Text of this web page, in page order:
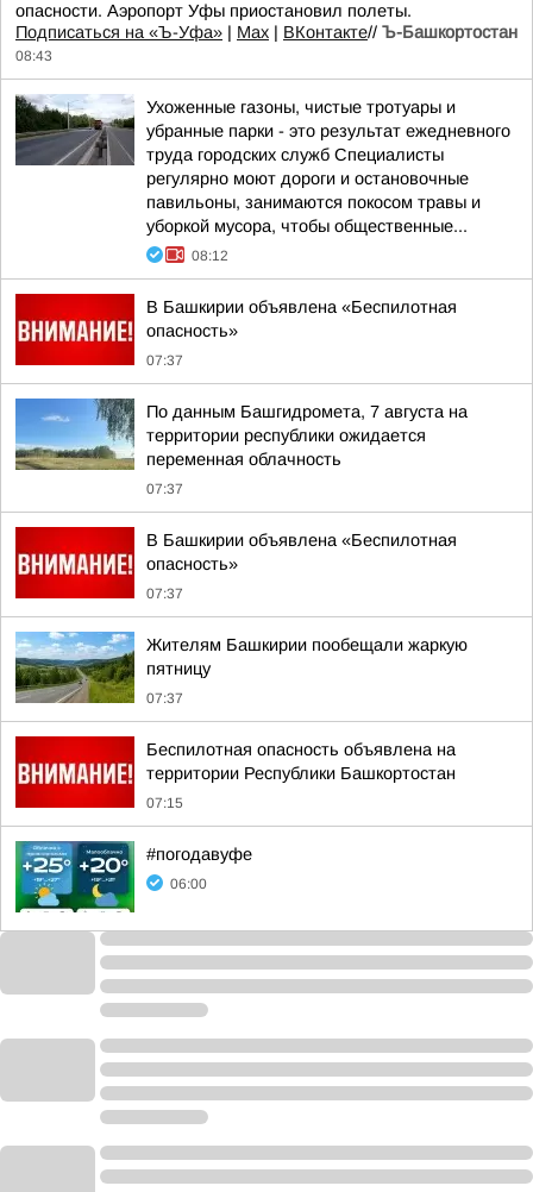
опасности. Аэропорт Уфы приостановил полеты.
Подписаться на «Ъ-Уфа» | Max | ВКонтакте// Ъ-Башкортостан
08:43
Ухоженные газоны, чистые тротуары и
убранные парки - это результат ежедневного
труда городских служб Специалисты
регулярно моют дороги и остановочные
павильоны, занимаются покосом травы и
уборкой мусора, чтобы общественные...
08:12
В Башкирии объявлена «Беспилотная
опасность»
07:37
По данным Башгидромета, 7 августа на
территории республики ожидается
переменная облачность
07:37
В Башкирии объявлена «Беспилотная
опасность»
07:37
Жителям Башкирии пообещали жаркую
пятницу
07:37
Беспилотная опасность объявлена на
территории Республики Башкортостан
07:15
#погодавуфе
06:00